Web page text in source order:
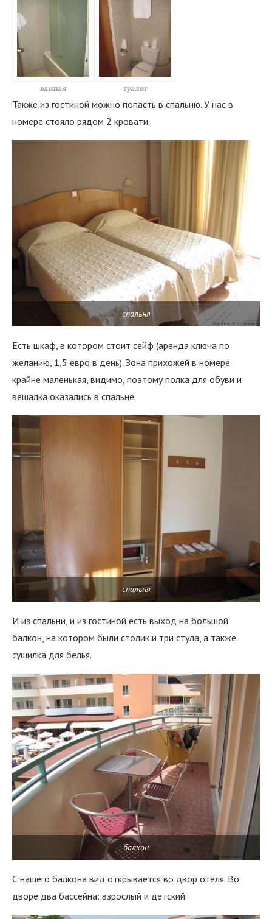
ванная туалет
Также из гостиной можно попасть в спальню. У нас в
номере стояло рядом 2 кровати.
спальня
Есть шкаф, в котором стоит сейф (аренда ключа по
желанию, 1,5 евро в день). Зона прихожей в номере
крайне маленькая, видимо, поэтому полка для обуви и
вешалка оказались в спальне.
спальня
И из спальни, и из гостиной есть выход на большой
балкон, на котором были столик и три стула, а также
сушилка для белья.
балкон
С нашего балкона вид открывается во двор отеля. Во
дворе два бассейна: взрослый и детский.